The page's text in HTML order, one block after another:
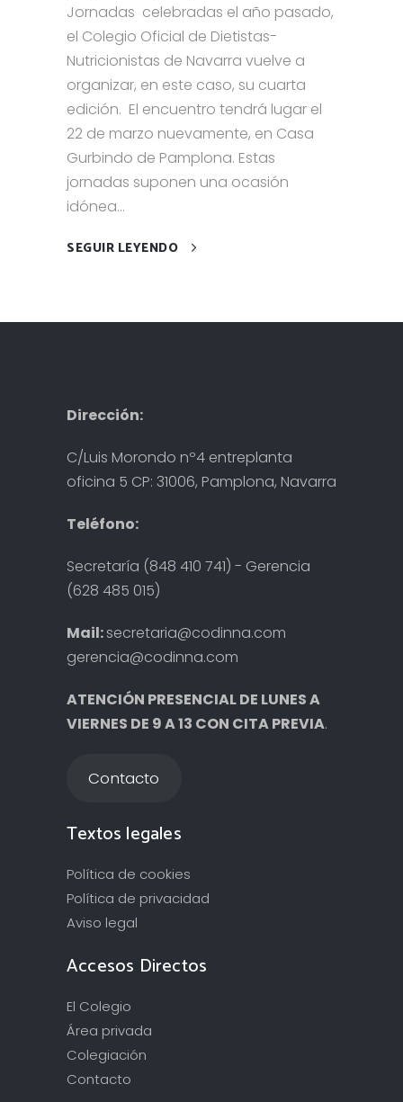
Jornadas celebradas el año pasado,
el Colegio Oficial de Dietistas-
Nutricionistas de Navarra vuelve a
organizar, en este caso, su cuarta
edición. El encuentro tendrá lugar el
22 de marzo nuevamente, en Casa
Gurbindo de Pamplona. Estas
jornadas suponen una ocasión
idónea...
SEGUIR LEYENDO
Dirección:
C/Luis Morondo nº4 entreplanta
oficina 5 CP: 31006, Pamplona, Navarra
Teléfono:
Secretaría (848 410 741) - Gerencia
(628 485 015)
Mail:secretaria@codinna.com
gerencia@codinna.com
ATENCIÓN PRESENCIAL DE LUNES A
VIERNES DE 9 A 13 CON CITA PREVIA.
Contacto
Textos legales
Política de cookies
Política de privacidad
Aviso legal
Accesos Directos
El Colegio
Área privada
Colegiación
Contacto